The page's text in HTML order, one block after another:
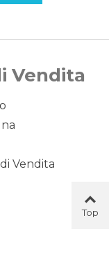
Vendita
Vendita
Top